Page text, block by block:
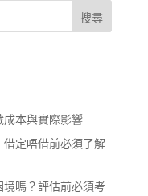
搜尋
本與實際影響
定唔借前必須了解
嗎？評估前必須考